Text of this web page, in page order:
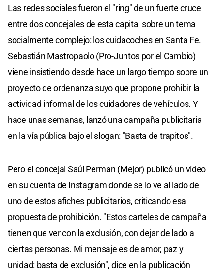
Las redes sociales fueron el "ring" de un fuerte cruce
entre dos concejales de esta capital sobre un tema
socialmente complejo: los cuidacoches en Santa Fe.
Sebastián Mastropaolo (Pro-Juntos por el Cambio)
viene insistiendo desde hace un largo tiempo sobre un
proyecto de ordenanza suyo que propone prohibir la
actividad informal de los cuidadores de vehículos. Y
hace unas semanas, lanzó una campaña publicitaria
en la vía pública bajo el slogan: "Basta de trapitos".
Pero el concejal Saúl Perman (Mejor) publicó un video
en su cuenta de Instagram donde se lo ve al lado de
uno de estos afiches publicitarios, criticando esa
propuesta de prohibición. "Estos carteles de campaña
tienen que ver con la exclusión, con dejar de lado a
ciertas personas. Mi mensaje es de amor, paz y
unidad: basta de exclusión", dice en la publicación